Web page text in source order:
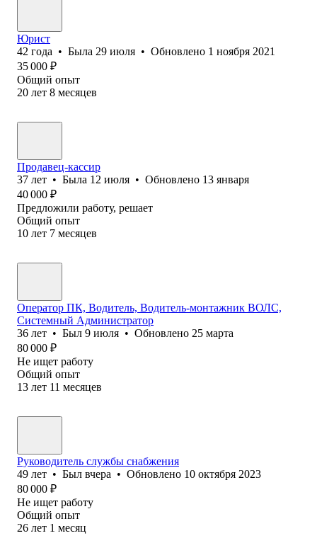
Юрист
42 года • Была 29 июля • Обновлено 1 ноября 2021
35 000 ₽
Общий опыт
20 лет 8 месяцев
Продавец-кассир
37 лет • Была 12 июля • Обновлено 13 января
40 000 ₽
Предложили работу, решает
Общий опыт
10 лет 7 месяцев
Оператор ПК, Водитель, Водитель-монтажник ВОЛС,
Системный Администратор
36 лет • Был 9 июля • Обновлено 25 марта
80 000 ₽
Не ищет работу
Общий опыт
13 лет 11 месяцев
Руководитель службы снабжения
49 лет • Был вчера • Обновлено 10 октября 2023
80 000 ₽
Не ищет работу
Общий опыт
26 лет 1 месяц